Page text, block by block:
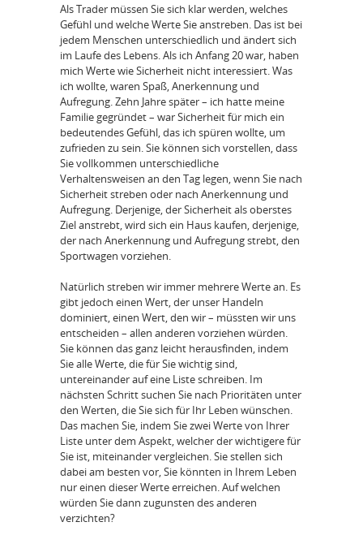
Als Trader müssen Sie sich klar werden, welches
Gefühl und welche Werte Sie anstreben. Das ist bei
jedem Menschen unterschiedlich und ändert sich
im Laufe des Lebens. Als ich Anfang 20 war, haben
mich Werte wie Sicherheit nicht interessiert. Was
ich wollte, waren Spaß, Anerkennung und
Aufregung. Zehn Jahre später – ich hatte meine
Familie gegründet – war Sicherheit für mich ein
bedeutendes Gefühl, das ich spüren wollte, um
zufrieden zu sein. Sie können sich vorstellen, dass
Sie vollkommen unterschiedliche
Verhaltensweisen an den Tag legen, wenn Sie nach
Sicherheit streben oder nach Anerkennung und
Aufregung. Derjenige, der Sicherheit als oberstes
Ziel anstrebt, wird sich ein Haus kaufen, derjenige,
der nach Anerkennung und Aufregung strebt, den
Sportwagen vorziehen.
Natürlich streben wir immer mehrere Werte an. Es
gibt jedoch einen Wert, der unser Handeln
dominiert, einen Wert, den wir – müssten wir uns
entscheiden – allen anderen vorziehen würden.
Sie können das ganz leicht herausfinden, indem
Sie alle Werte, die für Sie wichtig sind,
untereinander auf eine Liste schreiben. Im
nächsten Schritt suchen Sie nach Prioritäten unter
den Werten, die Sie sich für Ihr Leben wünschen.
Das machen Sie, indem Sie zwei Werte von Ihrer
Liste unter dem Aspekt, welcher der wichtigere für
Sie ist, miteinander vergleichen. Sie stellen sich
dabei am besten vor, Sie könnten in Ihrem Leben
nur einen dieser Werte erreichen. Auf welchen
würden Sie dann zugunsten des anderen
verzichten?